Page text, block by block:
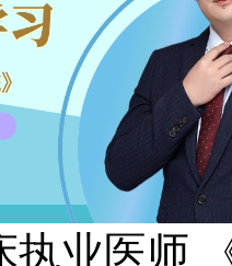
执业医师